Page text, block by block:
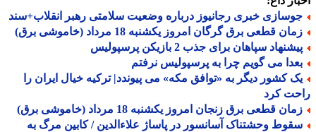
خبری رجانیوز درباره وضعیت سلامتی رهبر انقلاب+سند
قطعی برق گرگان امروز یکشنبه 18 مرداد (خاموشی برق)
سپاهان برای جذب 2 بازیکن پرسپولیس
می گویم چرا به پرسپولیس نرفتم
کشور دیگر به «توافق مکه» می پیوندد| ترکیه خیال ایران را
کرد
قطعی برق زنجان امروز یکشنبه 18 مرداد (خاموشی برق)
وحشتناک آسانسور در پاساژ علاءالدین / کابین مرگ به